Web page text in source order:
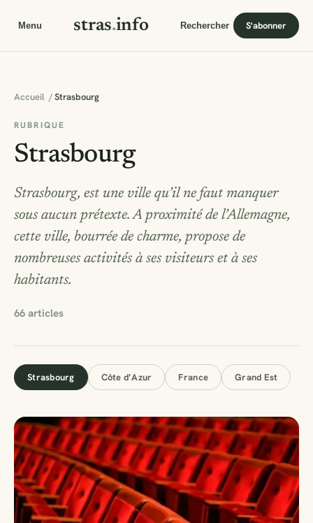
Menu stras.info Rechercher S'abonner
Accueil /Strasbourg
RUBRIQUE
Strasbourg
Strasbourg, est une ville qu’il ne faut manquer
sous aucun prétexte. A proximité de l’Allemagne,
cette ville, bourrée de charme, propose de
nombreuses activités à ses visiteurs et à ses
habitants.
66 articles
Strasbourg Côte d’Azur France Grand Est